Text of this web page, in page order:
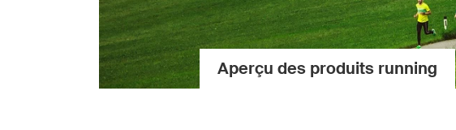
Aperçu des produits running